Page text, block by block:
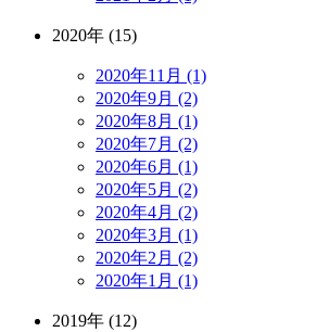
2020年 (15)
2020年11月 (1)
2020年9月 (2)
2020年8月 (1)
2020年7月 (2)
2020年6月 (1)
2020年5月 (2)
2020年4月 (2)
2020年3月 (1)
2020年2月 (2)
2020年1月 (1)
2019年 (12)